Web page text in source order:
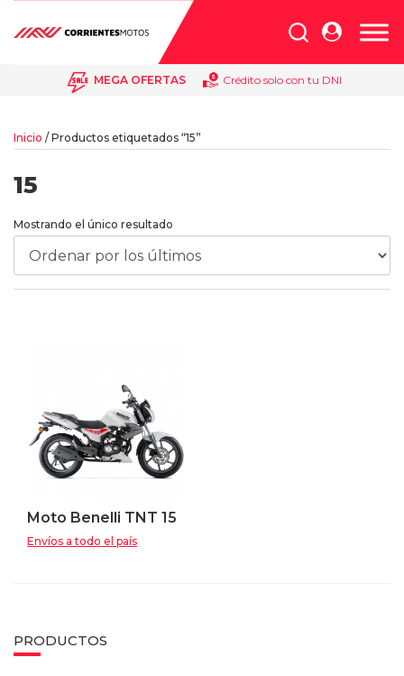
Búsqueda
de
MEGA OFERTAS Crédito solo con tu DNI
Inicio / Productos etiquetados “15”
15
Mostrando el único resultado
Moto Benelli TNT 15
Envíos a todo el país
PRODUCTOS